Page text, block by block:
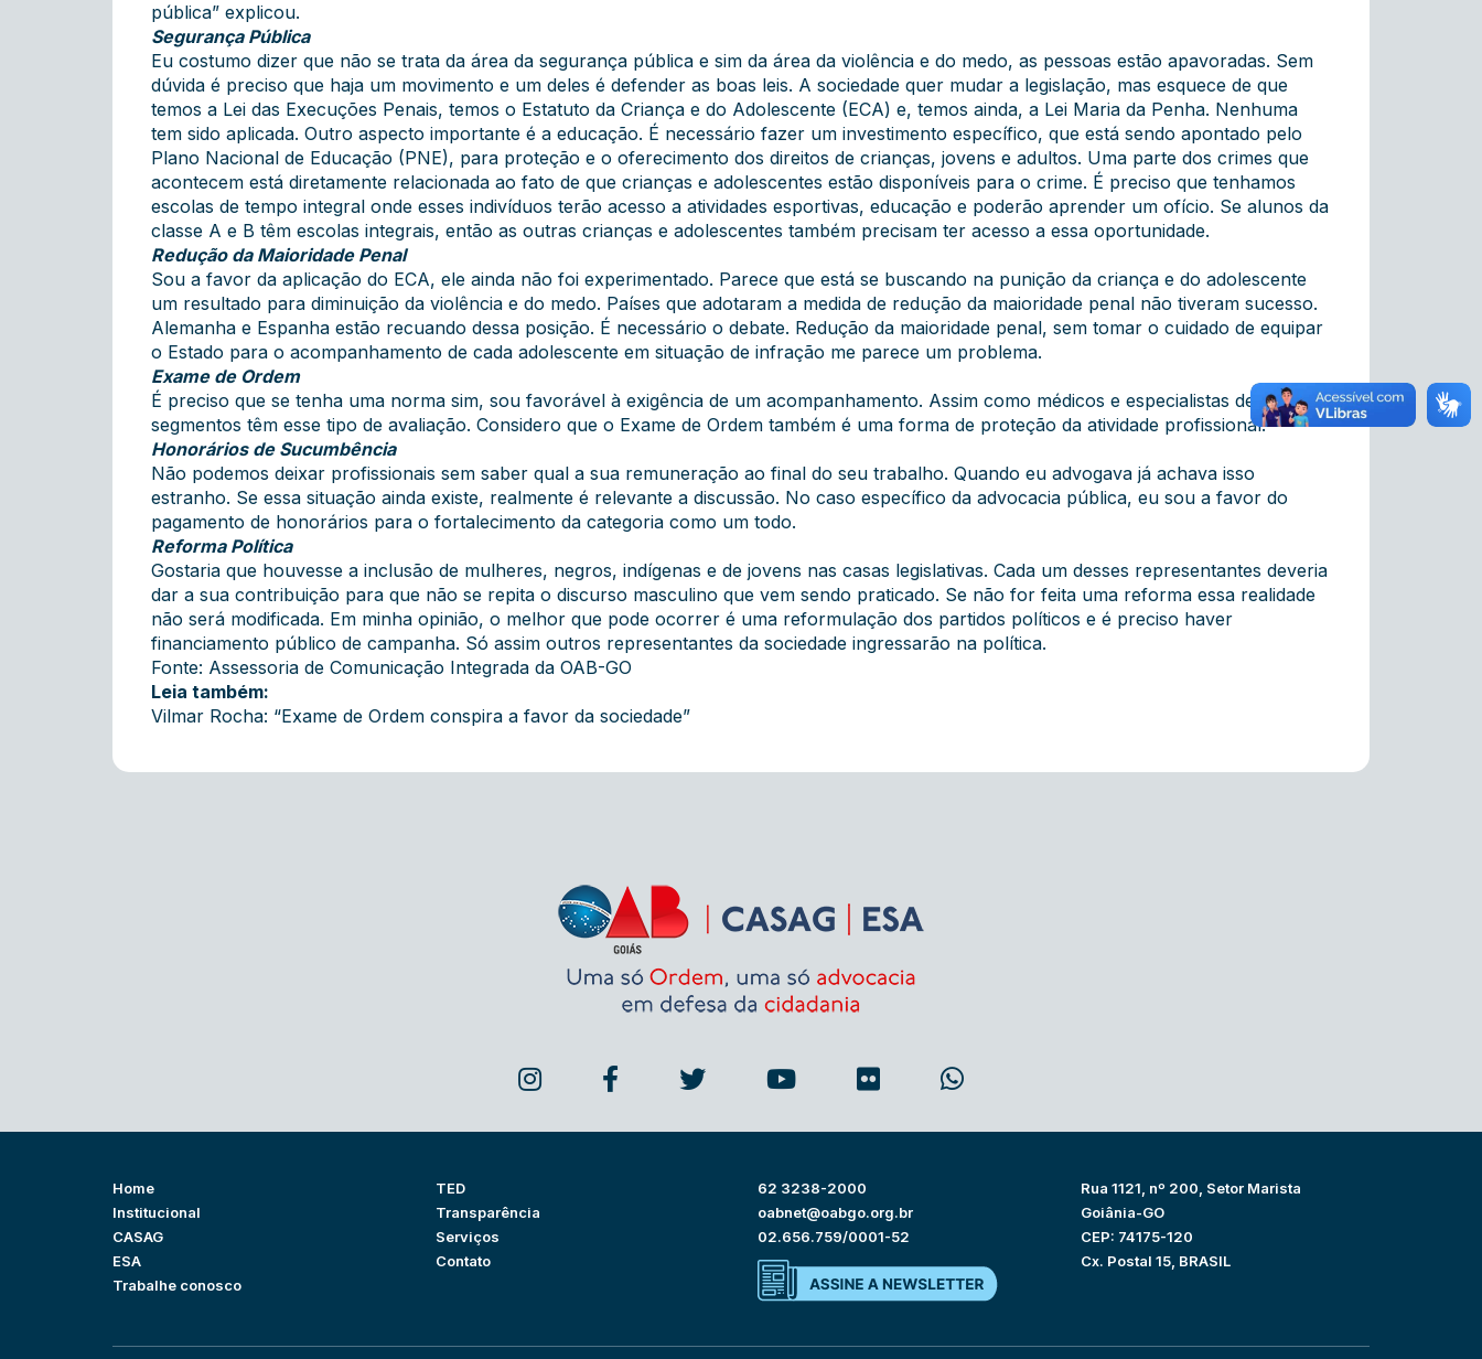
pública” explicou.
Segurança Pública
Eu costumo dizer que não se trata da área da segurança pública e sim da área da violência e do medo, as pessoas estão apavoradas. Sem
dúvida é preciso que haja um movimento e um deles é defender as boas leis. A sociedade quer mudar a legislação, mas esquece de que
temos a Lei das Execuções Penais, temos o Estatuto da Criança e do Adolescente (ECA) e, temos ainda, a Lei Maria da Penha. Nenhuma
tem sido aplicada. Outro aspecto importante é a educação. É necessário fazer um investimento específico, que está sendo apontado pelo
Plano Nacional de Educação (PNE), para proteção e o oferecimento dos direitos de crianças, jovens e adultos. Uma parte dos crimes que
acontecem está diretamente relacionada ao fato de que crianças e adolescentes estão disponíveis para o crime. É preciso que tenhamos
escolas de tempo integral onde esses indivíduos terão acesso a atividades esportivas, educação e poderão aprender um ofício. Se alunos da
classe A e B têm escolas integrais, então as outras crianças e adolescentes também precisam ter acesso a essa oportunidade.
Redução da Maioridade Penal
Sou a favor da aplicação do ECA, ele ainda não foi experimentado. Parece que está se buscando na punição da criança e do adolescente
um resultado para diminuição da violência e do medo. Países que adotaram a medida de redução da maioridade penal não tiveram sucesso.
Alemanha e Espanha estão recuando dessa posição. É necessário o debate. Redução da maioridade penal, sem tomar o cuidado de equipar
o Estado para o acompanhamento de cada adolescente em situação de infração me parece um problema.
Exame de Ordem
É preciso que se tenha uma norma sim, sou favorável à exigência de um acompanhamento. Assim como médicos e especialistas de outros
segmentos têm esse tipo de avaliação. Considero que o Exame de Ordem também é uma forma de proteção da atividade profissional.
Honorários de Sucumbência
Não podemos deixar profissionais sem saber qual a sua remuneração ao final do seu trabalho. Quando eu advogava já achava isso
estranho. Se essa situação ainda existe, realmente é relevante a discussão. No caso específico da advocacia pública, eu sou a favor do
pagamento de honorários para o fortalecimento da categoria como um todo.
Reforma Política
Gostaria que houvesse a inclusão de mulheres, negros, indígenas e de jovens nas casas legislativas. Cada um desses representantes deveria
dar a sua contribuição para que não se repita o discurso masculino que vem sendo praticado. Se não for feita uma reforma essa realidade
não será modificada. Em minha opinião, o melhor que pode ocorrer é uma reformulação dos partidos políticos e é preciso haver
financiamento público de campanha. Só assim outros representantes da sociedade ingressarão na política.
Fonte: Assessoria de Comunicação Integrada da OAB-GO
Leia também:
Vilmar Rocha: “Exame de Ordem conspira a favor da sociedade”
Home
Institucional
CASAG
ESA
Trabalhe conosco
TED
Transparência
Serviços
Contato
62 3238-2000
oabnet@oabgo.org.br
02.656.759/0001-52
Rua 1121, nº 200, Setor Marista
Goiânia-GO
CEP: 74175-120
Cx. Postal 15, BRASIL